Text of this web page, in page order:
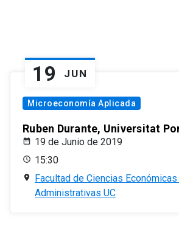
19 JUN
Microeconomía Aplicada
Ruben Durante, Universitat
19 de Junio de 2019
15:30
Facultad de Ciencias
Administrativas UC